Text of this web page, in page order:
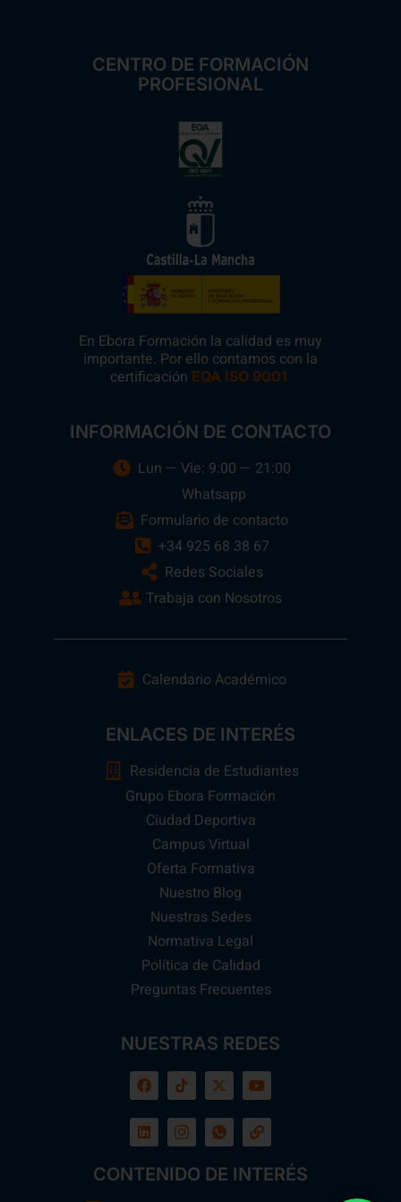
CENTRO DE FORMACIÓN
PROFESIONAL
En Ebora Formación la calidad es muy
importante. Por ello contamos con la
certificación EQA ISO 9001
INFORMACIÓN DE CONTACTO
Lun — Vie: 9:00 — 21:00
Whatsapp
Formulario de contacto
+34 925 68 38 67
Redes Sociales
Trabaja con Nosotros
Calendario Académico
ENLACES DE INTERÉS
Residencia de Estudiantes
Grupo Ebora Formación
Ciudad Deportiva
Campus Virtual
Oferta Formativa
Nuestro Blog
Nuestras Sedes
Normativa Legal
Política de Calidad
Preguntas Frecuentes
NUESTRAS REDES
CONTENIDO DE INTERÉS